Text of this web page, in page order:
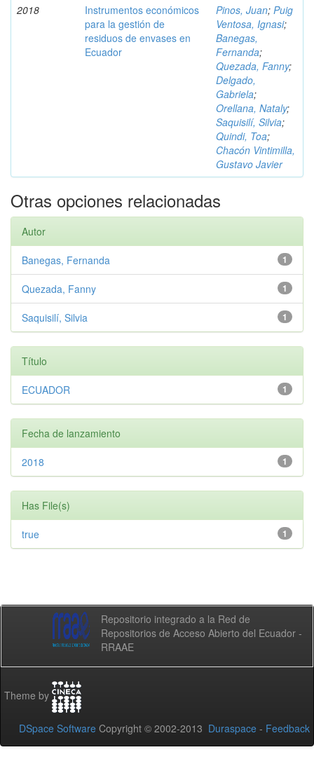
2018
Instrumentos económicos
para la gestión de
residuos de envases en
Ecuador
Pinos, Juan; Puig
Ventosa, Ignasi;
Banegas,
Fernanda;
Quezada, Fanny;
Delgado,
Gabriela;
Orellana, Nataly;
Saquisilí, Silvia;
Quindi, Toa;
Chacón Vintimilla,
Gustavo Javier
Otras opciones relacionadas
Autor
1
Banegas, Fernanda
1
Quezada, Fanny
1
Saquisilí, Silvia
Título
1
ECUADOR
Fecha de lanzamiento
1
2018
Has File(s)
1
true
Repositorio integrado a la Red de
Repositorios de Acceso Abierto del Ecuador -
RRAAE
Theme by
DSpace Software Copyright © 2002-2013 Duraspace - Feedback